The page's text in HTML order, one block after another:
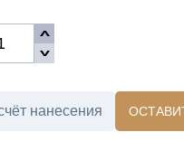
нанесения